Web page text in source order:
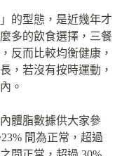
的型態，是近幾年才
多的飲食選擇，三餐
反而比較均衡健康，
，若沒有按時運動，
。
體脂數據供大家參
間為正常，超過